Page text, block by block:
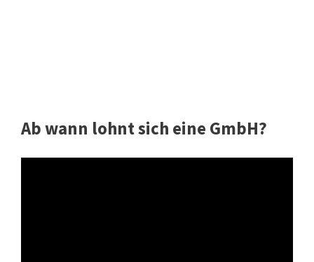
Ab wann lohnt sich eine GmbH?